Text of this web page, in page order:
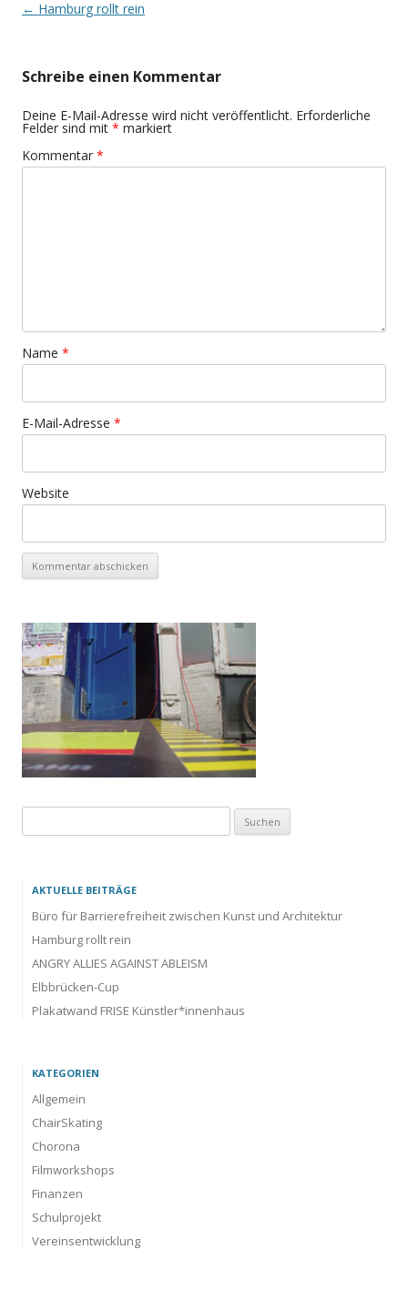
Beitragsnavigation
← Hamburg rollt rein
Schreibe einen Kommentar
Deine E-Mail-Adresse wird nicht veröffentlicht. Erforderliche
Felder sind mit * markiert
Kommentar *
Name *
E-Mail-Adresse *
Website
nach:
AKTUELLE BEITRÄGE
Büro für Barrierefreiheit zwischen Kunst und Architektur
Hamburg rollt rein
ANGRY ALLIES AGAINST ABLEISM
Elbbrücken-Cup
Plakatwand FRISE Künstler*innenhaus
KATEGORIEN
Allgemein
ChairSkating
Chorona
Filmworkshops
Finanzen
Schulprojekt
Vereinsentwicklung